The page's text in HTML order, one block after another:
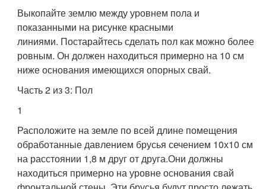
Выкопайте землю между уровнем пола и
показанными на рисунке красными
линиями. Постарайтесь сделать пол как можно более
ровным. Он должен находиться примерно на 10 см
ниже основания имеющихся опорных свай.
Часть 2 из 3: Пол
1
Расположите на земле по всей длине помещения
обработанные давлением брусья сечением 10х10 см
на расстоянии 1,8 м друг от друга.Они должны
находиться примерно на уровне основания свай